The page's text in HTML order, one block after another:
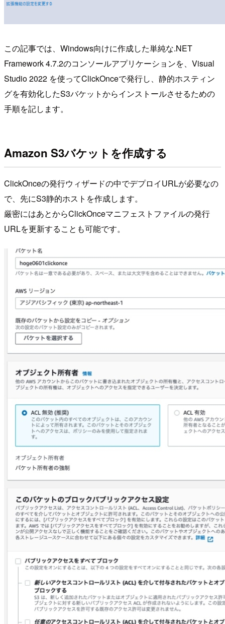
この記事では、Windows向けに作成した単純な.NET
Framework 4.7.2のコンソールアプリケーションを、Visual
Studio 2022 を使ってClickOnceで発行し、静的ホスティン
グを有効化したS3バケットからインストールさせるための
手順を記します。
Amazon S3バケットを作成する
ClickOnceの発行ウィザードの中でデプロイURLが必要なの
で、先にS3静的ホストを作成します。
厳密にはあとからClickOnceマニフェストファイルの発行
URLを更新することも可能です。